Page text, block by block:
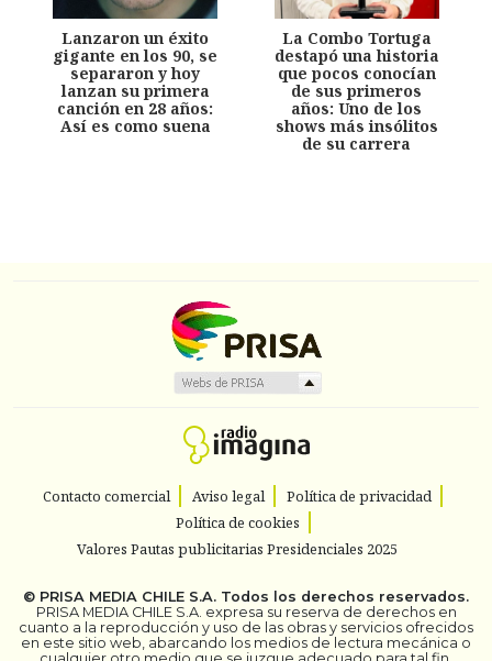
Lanzaron un éxito
gigante en los 90, se
separaron y hoy
lanzan su primera
canción en 28 años:
Así es como suena
La Combo Tortuga
destapó una historia
que pocos conocían
de sus primeros
años: Uno de los
shows más insólitos
de su carrera
Contacto comercial Aviso legal
Política de privacidad
Política de cookies
Valores Pautas publicitarias Presidenciales 2025
© PRISA MEDIA CHILE S.A. Todos los derechos reservados.
PRISA MEDIA CHILE S.A. expresa su reserva de derechos en
cuanto a la reproducción y uso de las obras y servicios ofrecidos
en este sitio web, abarcando los medios de lectura mecánica o